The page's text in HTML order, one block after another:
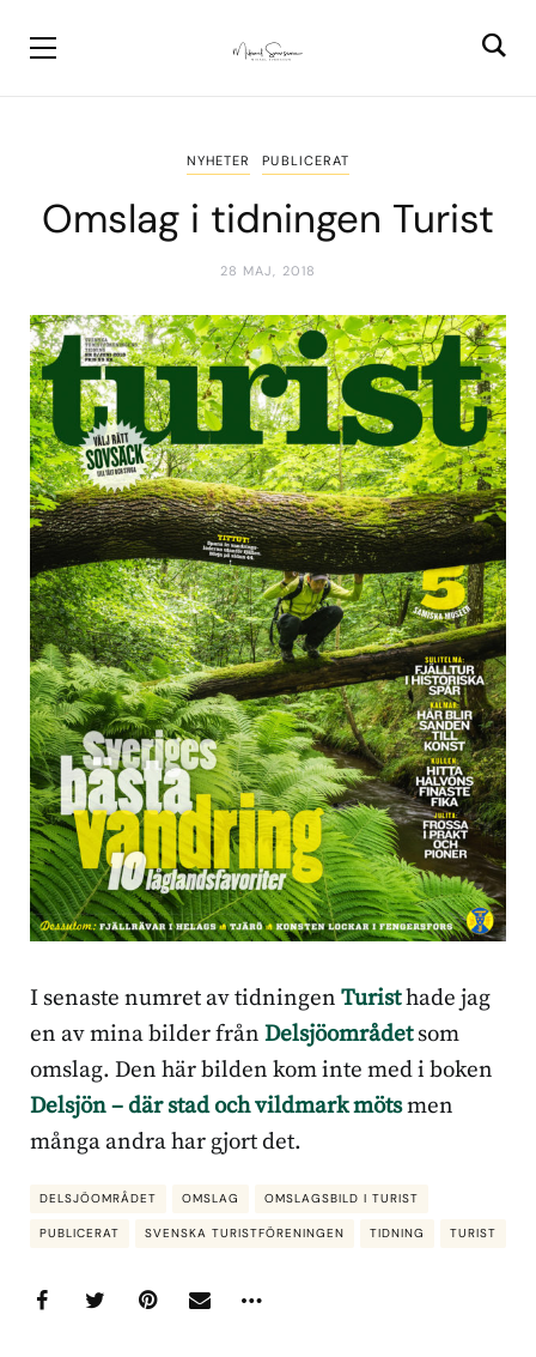
NYHETER PUBLICERAT
Omslag i tidningen Turist
28 MAJ, 2018
I senaste numret av tidningen Turisthade jag
en av mina bilder från Delsjöområdetsom
omslag. Den här bilden kom inte med i boken
Delsjön – där stad och vildmark mötsmen
många andra har gjort det.
DELSJÖOMRÅDET OMSLAG OMSLAGSBILD I TURIST
PUBLICERAT SVENSKA TURISTFÖRENINGEN TIDNING TURIST